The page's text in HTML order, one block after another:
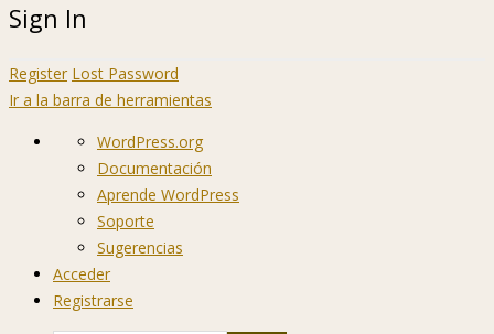
Sign In
Register Lost Password
Ir a la barra de herramientas
Acerca
WordPress
WordPress.org
Documentación
Aprende WordPress
Soporte
Sugerencias
Acceder
Registrarse